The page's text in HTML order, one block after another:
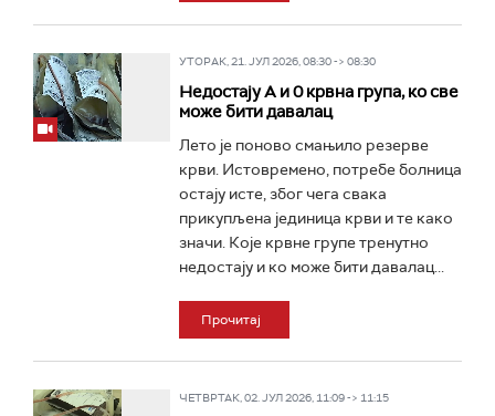
УТОРАК, 21. ЈУЛ 2026, 08:30 -> 08:30
Недостају А и 0 крвна група, ко све
може бити давалац
Лето је поново смањило резерве
крви. Истовремено, потребе болница
остају исте, због чега свака
прикупљена јединица крви и те како
значи. Које крвне групе тренутно
недостају и ко може бити давалац...
Прочитај
ЧЕТВРТАК, 02. ЈУЛ 2026, 11:09 -> 11:15